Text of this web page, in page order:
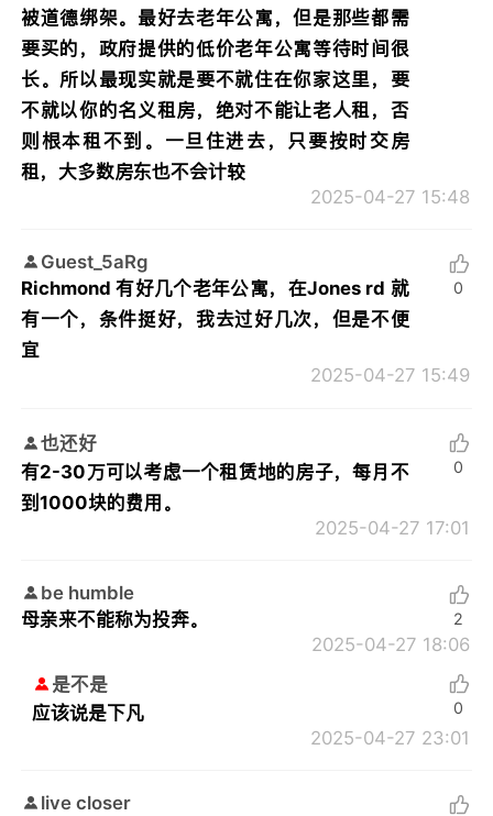
被道德绑架。最好去老年公寓，但是那些都需
要买的，政府提供的低价老年公寓等待时间很
长。所以最现实就是要不就住在你家这里，要
不就以你的名义租房，绝对不能让老人租，否
则根本租不到。一旦住进去，只要按时交房
租，大多数房东也不会计较
2025-04-27 15:48
Guest_5aRg
Richmond 有好几个老年公寓，在Jones rd 就
有一个，条件挺好，我去过好几次，但是不便
宜
2025-04-27 15:49
0
也还好
有2-30万可以考虑一个租赁地的房子，每月不
到1000块的费用。
2025-04-27 17:01
0
be humble
母亲来不能称为投奔。
2025-04-27 18:06
2
是不是
应该说是下凡
2025-04-27 23:01
0
live closer